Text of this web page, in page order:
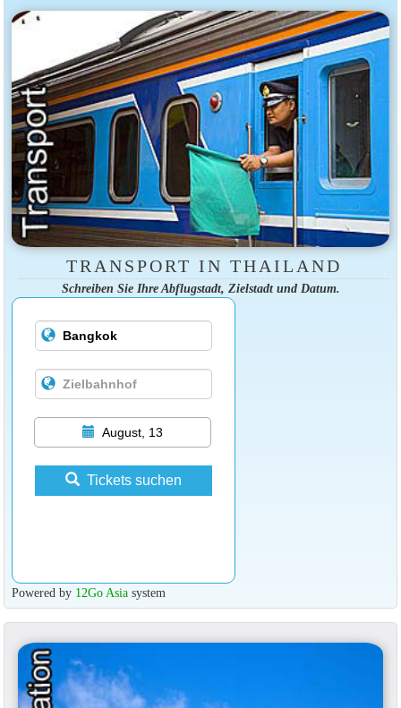
TRANSPORT IN THAILAND
Schreiben Sie Ihre Abflugstadt, Zielstadt und Datum.
August, 13
Tickets suchen
Powered by 12Go Asiasystem